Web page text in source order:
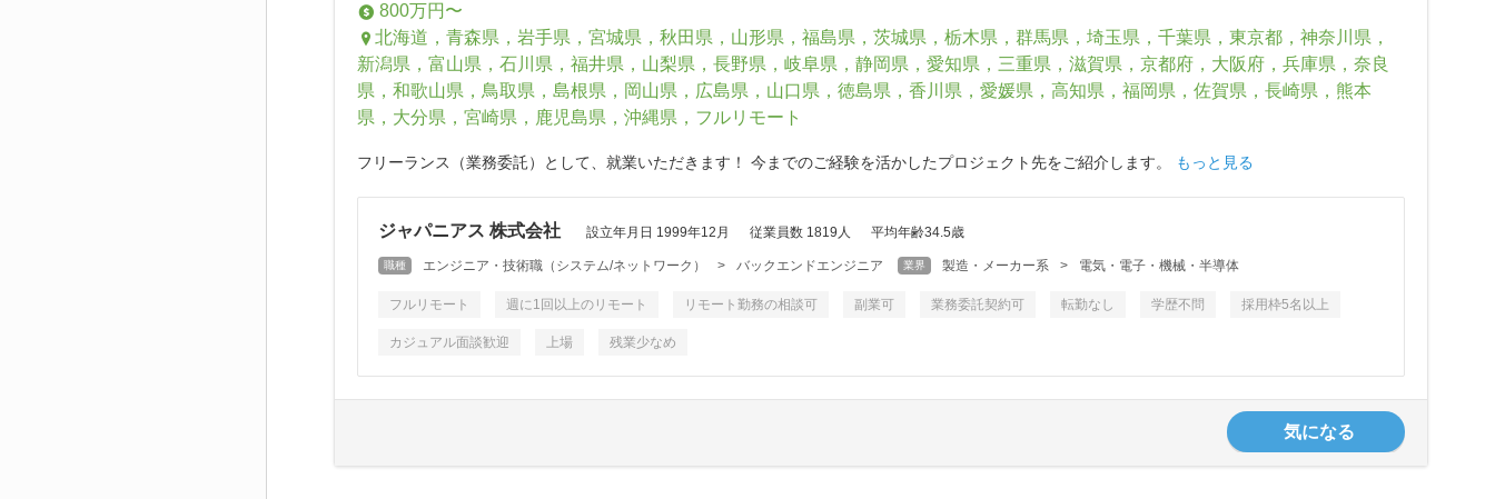
800万円〜
北海道，青森県，岩手県，宮城県，秋田県，山形県，福島県，茨城県，栃木県，群馬県，埼玉県，千葉県，東京都，神奈川県，
新潟県，富山県，石川県，福井県，山梨県，長野県，岐阜県，静岡県，愛知県，三重県，滋賀県，京都府，大阪府，兵庫県，奈良
県，和歌山県，鳥取県，島根県，岡山県，広島県，山口県，徳島県，香川県，愛媛県，高知県，福岡県，佐賀県，長崎県，熊本
県，大分県，宮崎県，鹿児島県，沖縄県，フルリモート
フリーランス（業務委託）として、就業いただきます！ 今までのご経験を活かしたプロジェクト先をご紹介します。 もっと見る
ジャパニアス 株式会社 設立年月日 1999年12月 従業員数 1819人 平均年齢34.5歳
職種 エンジニア・技術職（システム/ネットワーク） > バックエンドエンジニア 業界 製造・メーカー系 > 電気・電子・機械・半導体
フルリモート 週に1回以上のリモート リモート勤務の相談可 副業可 業務委託契約可 転勤なし 学歴不問 採用枠5名以上
カジュアル面談歓迎 上場 残業少なめ
気になる